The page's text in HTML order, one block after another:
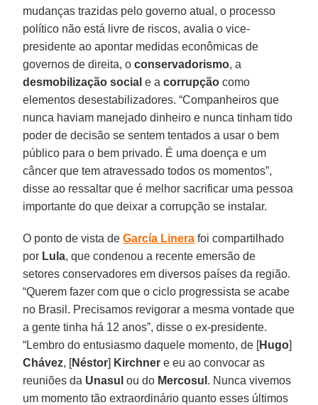
mudanças trazidas pelo governo atual, o processo
político não está livre de riscos, avalia o vice-
presidente ao apontar medidas econômicas de
governos de direita, oconservadorismo, a
desmobilização social e acorrupção como
elementos desestabilizadores. “Companheiros que
nunca haviam manejado dinheiro e nunca tinham tido
poder de decisão se sentem tentados a usar o bem
público para o bem privado. É uma doença e um
câncer que tem atravessado todos os momentos”,
disse ao ressaltar que é melhor sacrificar uma pessoa
importante do que deixar a corrupção se instalar.
O ponto de vista deGarcía Linera foi compartilhado
por Lula, que condenou a recente emersão de
setores conservadores em diversos países da região.
“Querem fazer com que o ciclo progressista se acabe
no Brasil. Precisamos revigorar a mesma vontade que
a gente tinha há 12 anos”, disse o ex-presidente.
“Lembro do entusiasmo daquele momento, de [Hugo]
Chávez, [Néstor] Kirchner e eu ao convocar as
reuniões da Unasul ou do Mercosul . Nunca vivemos
um momento tão extraordinário quanto esses últimos